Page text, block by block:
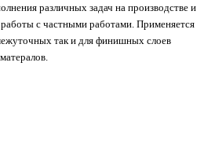
различных задач на производстве и
с частными работами. Применяется
так и для финишных слоев